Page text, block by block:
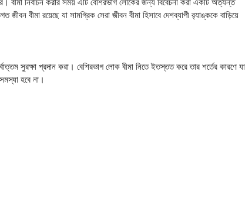
বীমা রয়েছে যা সামগ্রিক সেরা জীবন বীমা হিসাবে দেশব্যাপী র‌্যাঙ্ককে বাড়িয়ে
সুরক্ষা প্রদান করা। বেশিরভাগ লোক বীমা নিতে ইতস্তত করে তার শর্তের কারণে যা
হবে না।